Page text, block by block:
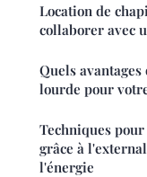
Location de
collaborer avec
Quels
lourde pour
Techniques
grâce à
l'énergie